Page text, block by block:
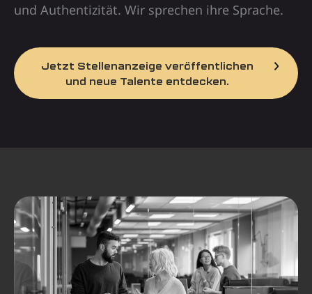
und Authentizität. Wir sprechen ihre Sprache.
Jetzt Stellenanzeige veröffentlichen
und neue Talente entdecken.